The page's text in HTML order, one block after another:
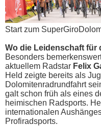
Start zum
Wo die Leidenschaft für
Besonders
aktuellem Radstar Felix
Held zeigte bereits als
Dolomitenradrundfahrt
galt schon früh als eines
heimischen Radsports.
internationalen
Profiradsports.